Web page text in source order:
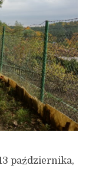
października,